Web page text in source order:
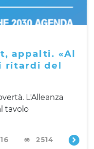
appalti. «Al
ritardi del
L'Alleanza
tavolo
2514